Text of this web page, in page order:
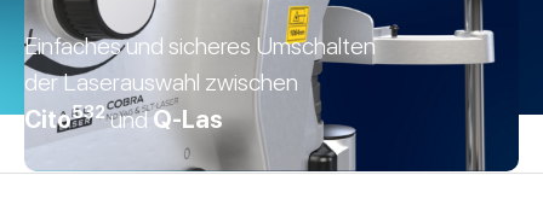
Einfaches und sicheres Umschalten
der Laserauswahl zwischen
Cito532undQ-Las